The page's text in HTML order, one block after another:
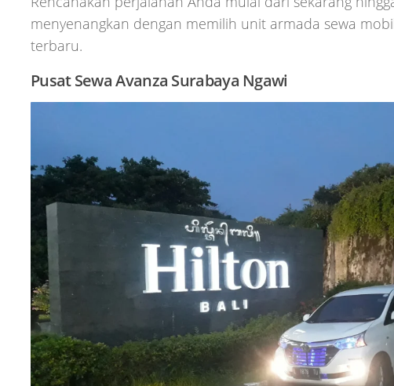
menyenangkan dengan memilih unit armada sewa
terbaru.
Pusat Sewa Avanza Surabaya Ngawi